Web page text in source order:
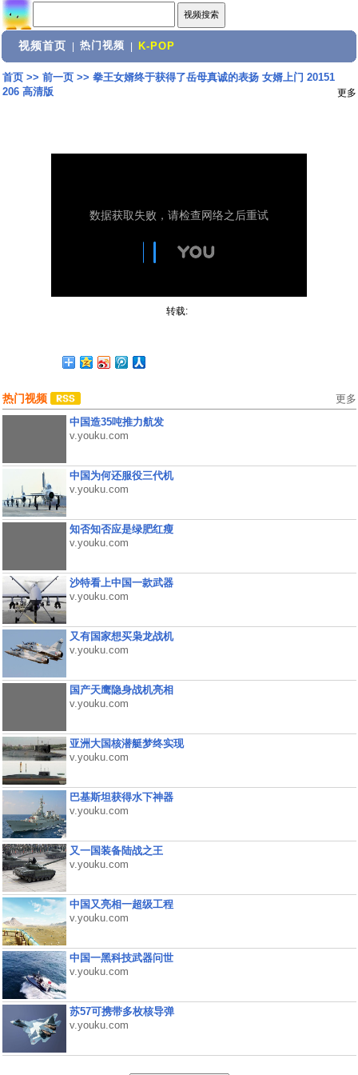
视频首页 热门视频 K-POP
首页>> 前一页>> 拳王女婿终于获得了岳母真诚的表扬 女婿上门 20151
206 高清版
更多
转载:
热门视频 更多
中国造35吨推力航发
v.youku.com
中国为何还服役三代机
v.youku.com
知否知否应是绿肥红瘦
v.youku.com
沙特看上中国一款武器
v.youku.com
又有国家想买枭龙战机
v.youku.com
国产天鹰隐身战机亮相
v.youku.com
亚洲大国核潜艇梦终实现
v.youku.com
巴基斯坦获得水下神器
v.youku.com
又一国装备陆战之王
v.youku.com
中国又亮相一超级工程
v.youku.com
中国一黑科技武器问世
v.youku.com
苏57可携带多枚核导弹
v.youku.com